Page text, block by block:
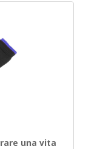
una vita